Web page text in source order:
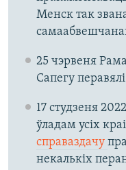
Менск так
25 чэрвеня
Сапегу
17 студзеня
ўладам усіх
справаздачу
некалькіх